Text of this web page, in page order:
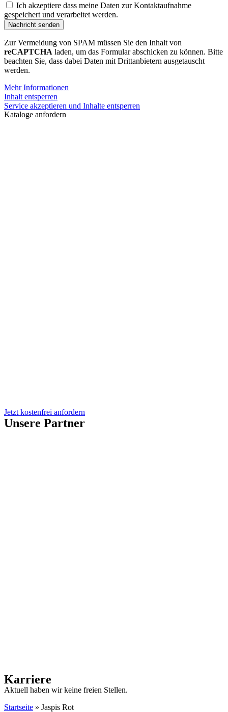
Ich akzeptiere dass meine Daten zur Kontaktaufnahme
gespeichert und verarbeitet werden.
Nachricht senden
Zur Vermeidung von SPAM müssen Sie den Inhalt von
reCAPTCHA laden, um das Formular abschicken zu können. Bitte
beachten Sie, dass dabei Daten mit Drittanbietern ausgetauscht
werden.
Mehr Informationen
Inhalt entsperren
Service akzeptieren und Inhalte entsperren
Kataloge anfordern
Jetzt kostenfrei anfordern
Unsere Partner
Karriere
Aktuell haben wir keine freien Stellen.
Startseite » Jaspis Rot